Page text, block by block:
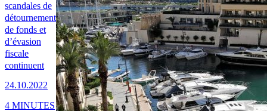
scandales de
détournement
de fonds et
d’évasion
fiscale
continuent
24.10.2022
4 MINUTES